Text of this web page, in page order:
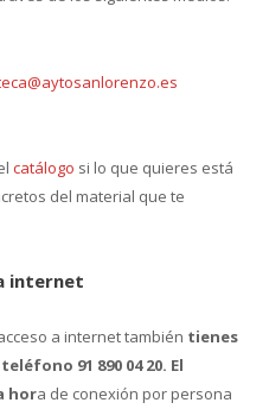
catálogo si lo que quieres está
del material que te
internet
a internet también tienes
91 890 04 20. El
hora de conexión por persona